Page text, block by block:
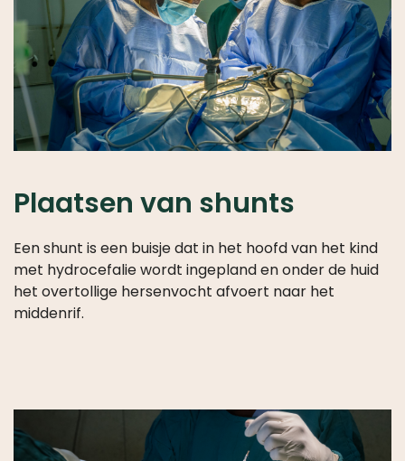
WIE
IS
WIE
–
HET
BESTUUR
VAN
WE
DOEN
30
JAAR
LINKS
Plaatsen van shunts
Een shunt is een buisje dat in het hoofd van het kind
met hydrocefalie wordt ingepland en onder de huid
het overtollige hersenvocht afvoert naar het
middenrif.